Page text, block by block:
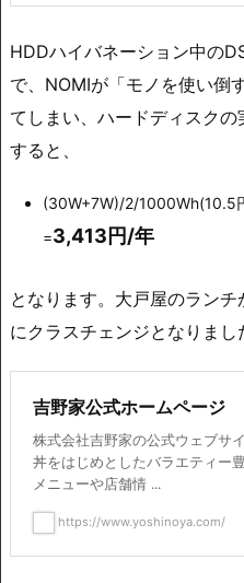
HDDハイバネーション中の
で、NOMIが「モノを使い倒
てしまい、ハードディスク
すると、
(30W+7W)/2/1000Wh(10.5
=3,413円/年
となります。大戸屋のラン
にクラスチェンジとなりまし
吉野家公式ホームページ
株式会社吉野家の公式ウェブサ
丼をはじめとしたバラエティー
メニューや店舗情 ...
https://www.yoshinoya.com/